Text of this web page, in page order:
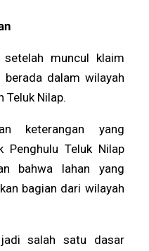
muncul klaim
dalam wilayah
Nilap.
keterangan yang
Penghulu Teluk Nilap
bahwa lahan yang
bagian dari wilayah
salah satu dasar